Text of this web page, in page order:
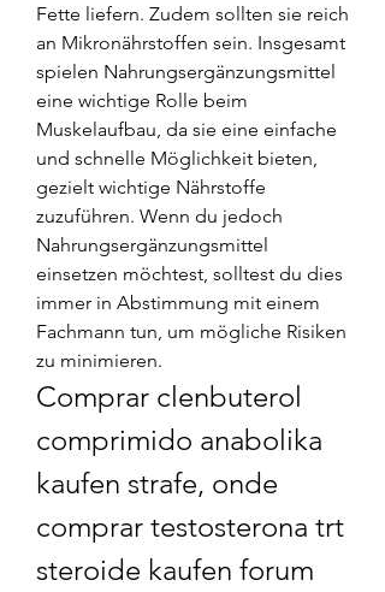
Fette liefern. Zudem sollten sie reich
an Mikronährstoffen sein. Insgesamt
spielen Nahrungsergänzungsmittel
eine wichtige Rolle beim
Muskelaufbau, da sie eine einfache
und schnelle Möglichkeit bieten,
gezielt wichtige Nährstoffe
zuzuführen. Wenn du jedoch
Nahrungsergänzungsmittel
einsetzen möchtest, solltest du dies
immer in Abstimmung mit einem
Fachmann tun, um mögliche Risiken
zu minimieren.
Comprar clenbuterol
comprimido anabolika
kaufen strafe, onde
comprar testosterona trt
steroide kaufen forum